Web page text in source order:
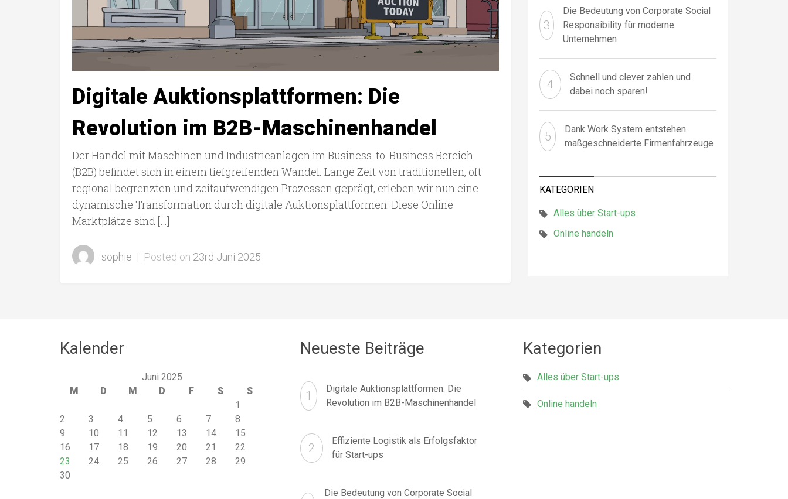
Digitale Auktionsplattformen: Die
Revolution im B2B-Maschinenhandel
Der Handel mit Maschinen und Industrieanlagen im Business-to-Business Bereich
(B2B) befindet sich in einem tiefgreifenden Wandel. Lange Zeit von traditionellen, oft
regional begrenzten und zeitaufwendigen Prozessen geprägt, erleben wir nun eine
dynamische Transformation durch digitale Auktionsplattformen. Diese Online
Marktplätze sind […]
sophie | Posted on 23rd Juni 2025
Die Bedeutung von Corporate Social
Responsibility für moderne
Unternehmen
Schnell und clever zahlen und
dabei noch sparen!
Dank Work System entstehen
maßgeschneiderte Firmenfahrzeuge
KATEGORIEN
Alles über Start-ups
Online handeln
Kalender
Juni 2025
M
D M D F S
S
1
2
3 4 5 6 7
8
9
10 11 12 13 14
15
16
17 18 19 20 21
22
23
24 25 26 27 28
29
30
Neueste Beiträge
Digitale Auktionsplattformen: Die
Revolution im B2B-Maschinenhandel
Effiziente Logistik als Erfolgsfaktor
für Start-ups
Die Bedeutung von Corporate Social
Kategorien
Alles über Start-ups
Online handeln